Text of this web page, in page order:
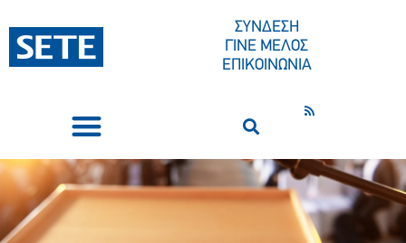
ΣΥΝΔΕΣΗ
ΓΙΝΕ ΜΕΛΟΣ
ΕΠΙΚΟΙΝΩΝΙΑ